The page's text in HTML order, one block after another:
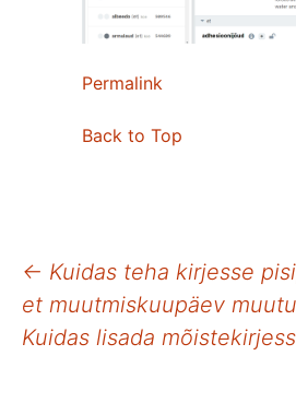
Permalink
Back to Top
Postituste
töölaud
← Kuidas teha kirjesse
et muutmiskuupäev
Kuidas lisada